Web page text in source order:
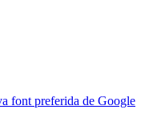
font preferida de Google